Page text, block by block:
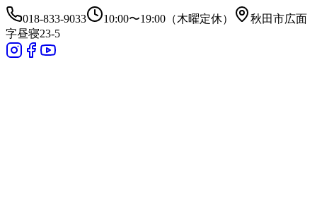
018-833-9033 10:00〜19:00（木曜定休）
秋田市広面
字昼寝23-5